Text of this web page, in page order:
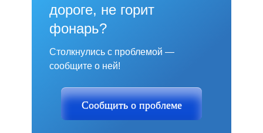
дороге, не горит
фонарь?
Столкнулись с проблемой —
сообщите о ней!
Сообщить о проблеме